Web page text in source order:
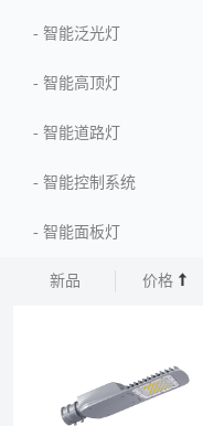
- 智能泛光灯
- 智能高顶灯
- 智能道路灯
- 智能控制系统
- 智能面板灯
新品 价格